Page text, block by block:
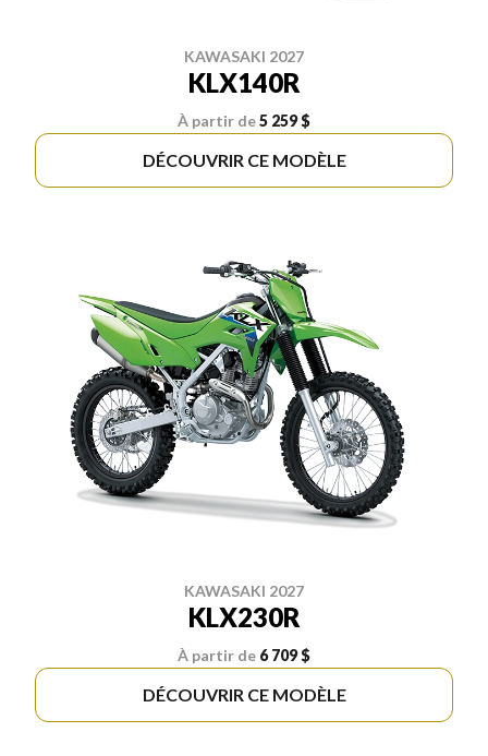
KAWASAKI 2027
KLX140R
À partir de5 259 $
DÉCOUVRIR CE MODÈLE
KAWASAKI 2027
KLX230R
À partir de 6 709 $
DÉCOUVRIR CE MODÈLE